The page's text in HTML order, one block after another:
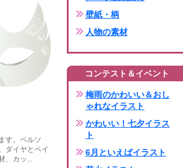
す。ペルソ
ダイヤとペイ
、カッ...
壁紙・柄
人物の素材
コンテスト＆イベント
梅雨のかわいい＆おし
ゃれなイラスト
かわいい！七夕イラス
ト
6月といえばイラスト